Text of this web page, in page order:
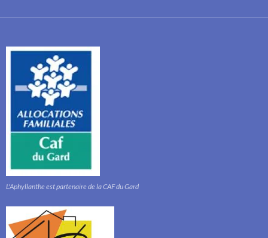
L'Aphyllanthe est partenaire de la CAF du Gard